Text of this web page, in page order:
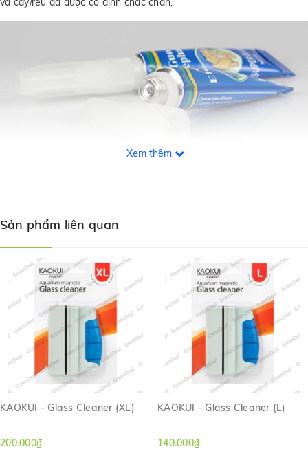
Xem thêm
Sản phẩm liên quan
KAOKUI - Glass Cleaner (XL)
200.000₫
KAOKUI - Glass Cleaner (L)
140.000₫